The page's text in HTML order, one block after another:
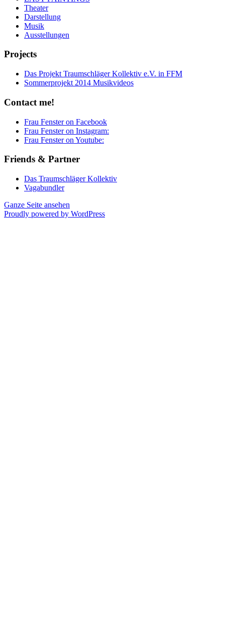
Theater
Darstellung
Musik
Ausstellungen
Projects
Das Projekt Traumschläger Kollektiv e.V. in FFM
Sommerprojekt 2014 Musikvideos
Contact me!
Frau Fenster on Facebook
Frau Fenster on Instagram:
Frau Fenster on Youtube:
Friends & Partner
Das Traumschläger Kollektiv
Vagabundler
Ganze Seite ansehen
Proudly powered by WordPress